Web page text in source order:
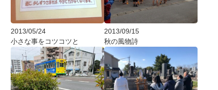
2013/05/24
小さな事をコツコツと
2013/09/15
秋の風物詩